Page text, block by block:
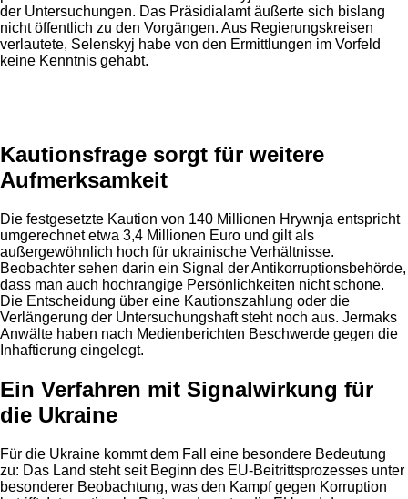
der Untersuchungen. Das Präsidialamt äußerte sich bislang
nicht öffentlich zu den Vorgängen. Aus Regierungskreisen
verlautete, Selenskyj habe von den Ermittlungen im Vorfeld
keine Kenntnis gehabt.
Kautionsfrage sorgt für weitere
Aufmerksamkeit
Die festgesetzte Kaution von 140 Millionen Hrywnja entspricht
umgerechnet etwa 3,4 Millionen Euro und gilt als
außergewöhnlich hoch für ukrainische Verhältnisse.
Beobachter sehen darin ein Signal der Antikorruptionsbehörde,
dass man auch hochrangige Persönlichkeiten nicht schone.
Die Entscheidung über eine Kautionszahlung oder die
Verlängerung der Untersuchungshaft steht noch aus. Jermaks
Anwälte haben nach Medienberichten Beschwerde gegen die
Inhaftierung eingelegt.
Ein Verfahren mit Signalwirkung für
die Ukraine
Für die Ukraine kommt dem Fall eine besondere Bedeutung
zu: Das Land steht seit Beginn des EU-Beitrittsprozesses unter
besonderer Beobachtung, was den Kampf gegen Korruption